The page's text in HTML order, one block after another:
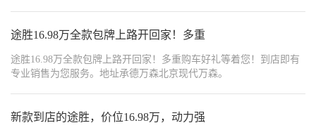
途胜16.98万全款包牌上路开回家！多重
途胜16.98万全款包牌上路开回家！多重购车好礼等着您！到店即有
专业销售为您服务。地址承德万森北京现代万森。
新款到店的途胜，价位16.98万，动力强